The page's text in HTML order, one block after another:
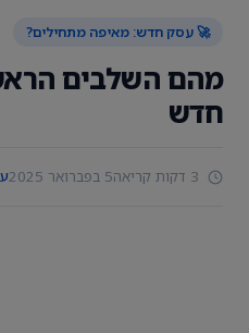
🚀 עסק חדש: מאיפה מתחילים?
מהם השלבים
חדש
5 בפברואר 2025